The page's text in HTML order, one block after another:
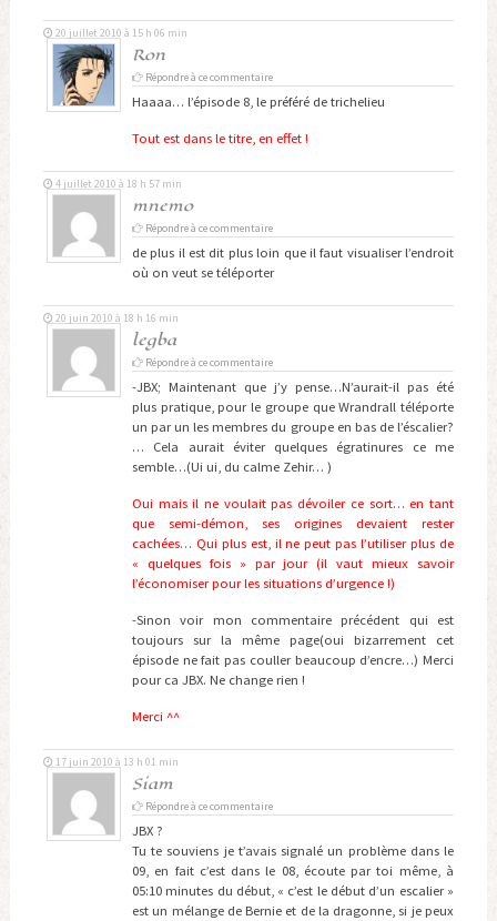
Ron
20 juillet 2010 à 15 h 06 min
Répondre à ce commentaire
Haaaa… l’épisode 8, le préféré de trichelieu
Tout est dans le titre, en effet !
mnemo
4 juillet 2010 à 18 h 57 min
Répondre à ce commentaire
de plus il est dit plus loin que il faut visualiser l’endroit
où on veut se téléporter
legba
20 juin 2010 à 18 h 16 min
Répondre à ce commentaire
-JBX; Maintenant que j’y pense…N’aurait-il pas été
plus pratique, pour le groupe que Wrandrall téléporte
un par un les membres du groupe en bas de l’éscalier?
… Cela aurait éviter quelques égratinures ce me
semble…(Ui ui, du calme Zehir… )
Oui mais il ne voulait pas dévoiler ce sort… en tant
que semi-démon, ses origines devaient rester
cachées… Qui plus est, il ne peut pas l’utiliser plus de
« quelques fois » par jour (il vaut mieux savoir
l’économiser pour les situations d’urgence !)
-Sinon voir mon commentaire précédent qui est
toujours sur la même page(oui bizarrement cet
épisode ne fait pas couller beaucoup d’encre…) Merci
pour ca JBX. Ne change rien !
Merci ^^
Siam
17 juin 2010 à 13 h 01 min
Répondre à ce commentaire
JBX ?
Tu te souviens je t’avais signalé un problème dans le
09, en fait c’est dans le 08, écoute par toi même, à
05:10 minutes du début, « c’est le début d’un escalier »
est un mélange de Bernie et de la dragonne, si je peux